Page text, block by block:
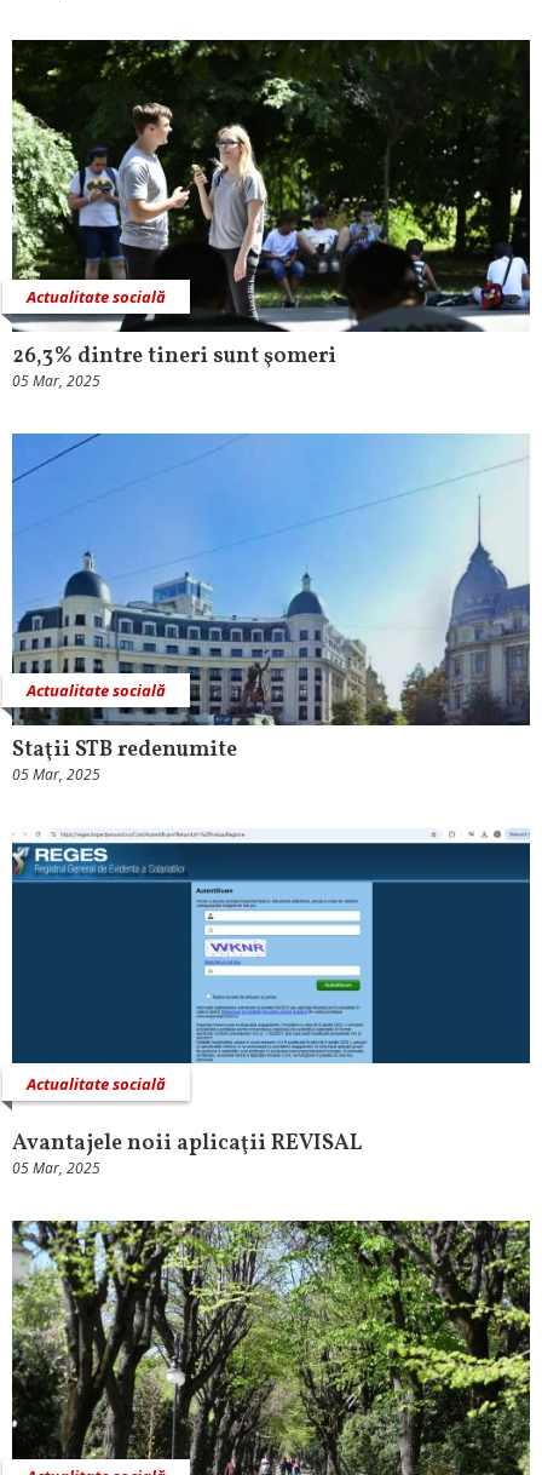
Actualitate socială
26,3% dintre tineri sunt şomeri
05 Mar, 2025
Actualitate socială
Staţii STB redenumite
05 Mar, 2025
Actualitate socială
Avantajele noii aplicaţii REVISAL
05 Mar, 2025